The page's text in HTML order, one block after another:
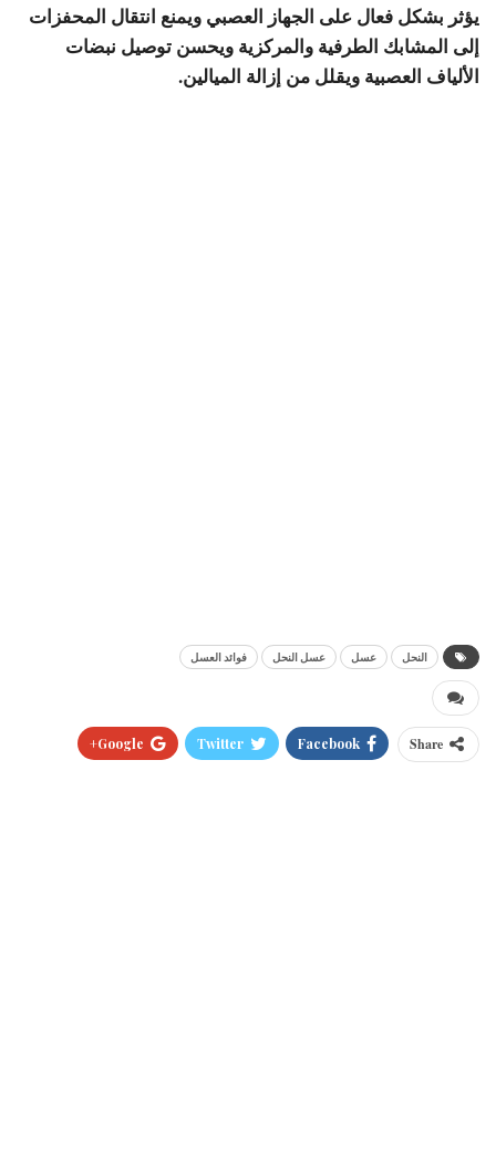
يؤثر بشكل فعال على الجهاز العصبي ويمنع انتقال المحفزات
إلى المشابك الطرفية والمركزية ويحسن توصيل نبضات
الألياف العصبية ويقلل من إزالة الميالين.
النحل عسل عسل النحل فوائد العسل
Share
Facebook
Twitter
Google+